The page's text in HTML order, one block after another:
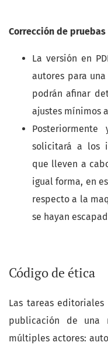
Corrección de pruebas
La versión en
autores para
podrán afinar
ajustes mínimos
solicitará a los
que lleven a
igual forma, en
respecto a la
se hayan
Código de ética
Las tareas
publicación de una
múltiples actores: